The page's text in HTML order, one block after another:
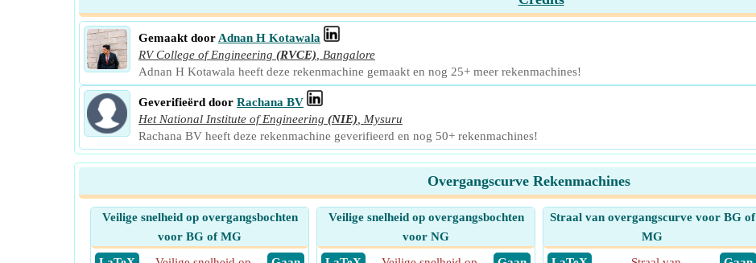
Gemaakt door Adnan H Kotawala
RV College of Engineering (RVCE)
Bangalore
Adnan H Kotawala heeft deze rekenmachine gemaakt en nog 25+ meer rekenmachines!
Geverifieërd door Rachana BV
Het National Institute of Engineering (NIE)
Mysuru
Rachana BV heeft deze rekenmachine geverifieerd en nog 50+ rekenmachines!
Overgangscurve Rekenmachines
Veilige snelheid op overgangsbochten
voor BG of MG
Veilige snelheid op overgangsbochten
voor NG
Straal van overgangscurve voor BG of
MG